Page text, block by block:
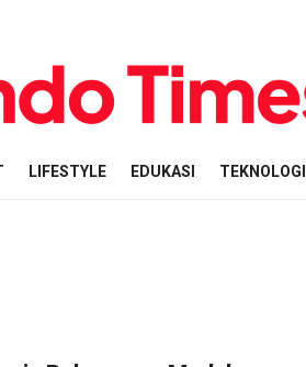
LIFESTYLE EDUKASI TEKNOLOGI